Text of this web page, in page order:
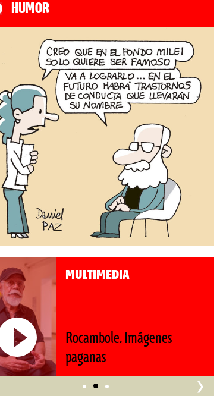
HUMOR
MULTIMEDIA
Roberto Pompa. «La
nos retrocede al siglo
›